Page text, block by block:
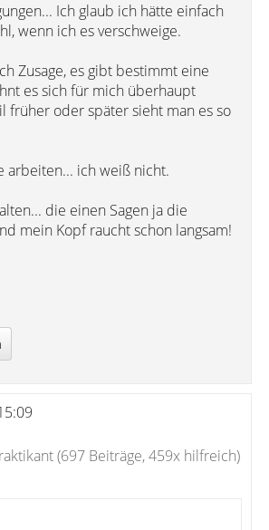
Ich glaub ich hätte einfach
wenn ich es verschweige.
Zusage, es gibt bestimmt eine
es sich für mich überhaupt
früher oder später sieht man es so
arbeiten... ich weiß nicht.
die einen Sagen ja die
mein Kopf raucht schon langsam!
(697 Beiträge, 459x hilfreich)